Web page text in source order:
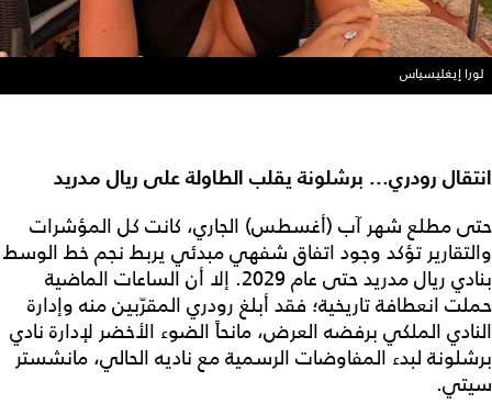
لورا إيغليسياس
انتقال رودري... برشلونة يقلب الطاولة على ريال مدريد
حتى مطلع شهر آب (أغسطس) الجاري، كانت كل المؤشرات
والتقارير تؤكد وجود اتفاق شفهي مبدئي يربط نجم خط الوسط
بنادي ريال مدريد حتى عام 2029. إلا أن الساعات الماضية
حملت انعطافة تاريخية؛ فقد أبلغ رودري المقرّبين منه وإدارة
النادي الملكي برفضه العرض، مانحاً الضوء الأخضر لإدارة نادي
برشلونة لبدء المفاوضات الرسمية مع ناديه الحالي، مانشستر
سيتي.